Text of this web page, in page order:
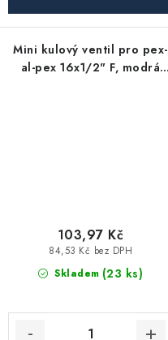
Mini kulový ventil pro pex-
al-pex 16x1/2" F, modrá
Skladem (23 ks)
84,53 Kč bez DPH
103,97 Kč